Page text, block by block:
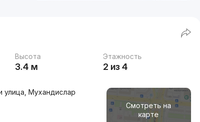
Высота
3.4 м
Этажность
2 из 4
Смотреть на
карте
улица, Мухандислар